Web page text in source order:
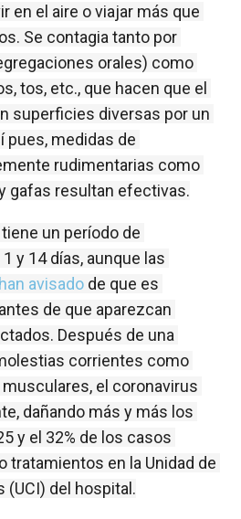
en el aire o viajar más que
Se contagia tanto por
orales) como
tos, etc., que hacen que el
superficies diversas por un
pues, medidas de
rudimentarias como
gafas resultan efectivas.
un período de
y 14 días, aunque las
han avisado de que es
de que aparezcan
Después de una
corrientes como
el coronavirus
dañando más y más los
y el 32% de los casos
tratamientos en la Unidad de
(UCI) del hospital.